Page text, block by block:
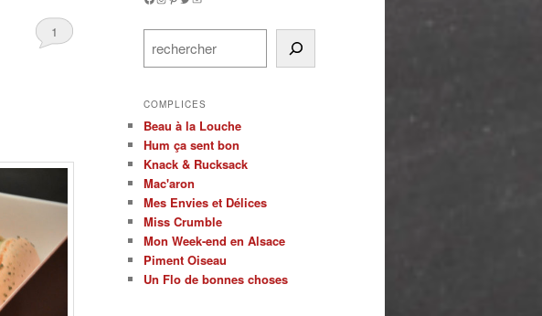
1
COMPLICES
Beau à la Louche
Hum ça sent bon
Knack & Rucksack
Mac'aron
Mes Envies et Délices
Miss Crumble
Mon Week-end en Alsace
Piment Oiseau
Un Flo de bonnes choses